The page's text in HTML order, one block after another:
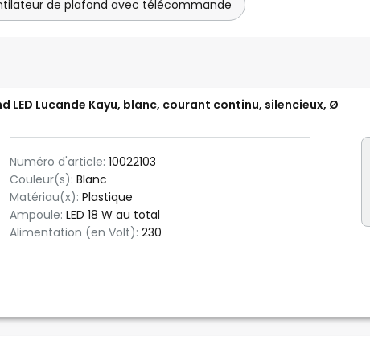
de plafond avec télécommande
LED Lucande Kayu, blanc, courant continu, silencieux, Ø
Numéro d'article: 10022103
Couleur(s): Blanc
Matériau(x): Plastique
Ampoule: LED 18 W au total
Alimentation (en Volt): 230